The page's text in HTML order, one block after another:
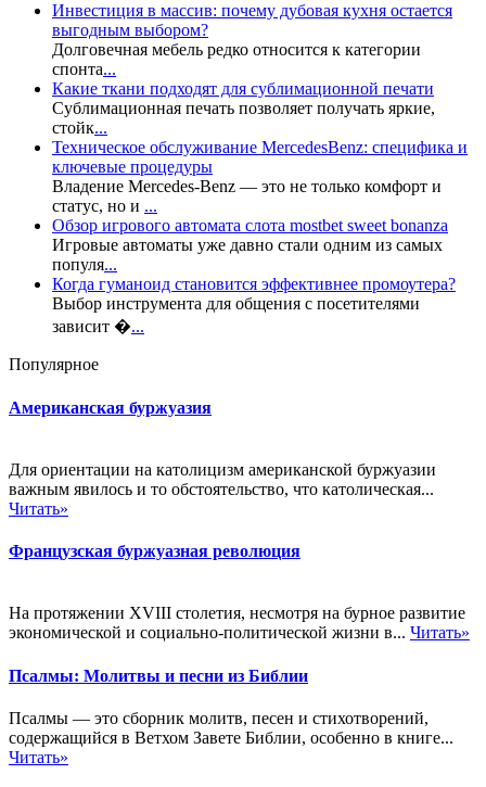
Инвестиция в массив: почему дубовая кухня остается
выгодным выбором?
Долговечная мебель редко относится к категории
спонта...
Какие ткани подходят для сублимационной печати
Сублимационная печать позволяет получать яркие,
стойк...
Техническое обслуживание MercedesBenz: специфика и
ключевые процедуры
Владение Mercedes-Benz — это не только комфорт и
статус, но и ...
Обзор игрового автомата слота mostbet sweet bonanza
Игровые автоматы уже давно стали одним из самых
популя...
Когда гуманоид становится эффективнее промоутера?
Выбор инструмента для общения с посетителями
зависит �...
Популярное
Американская буржуазия
Для ориентации на католицизм американской буржуазии
важным явилось и то обстоятельство, что католическая...
Читать»
Французская буржуазная революция
На протяжении XVIII столетия, несмотря на бурное развитие
экономической и социально-политической жизни в... Читать»
Псалмы: Молитвы и песни из Библии
Псалмы — это сборник молитв, песен и стихотворений,
содержащийся в Ветхом Завете Библии, особенно в книге...
Читать»